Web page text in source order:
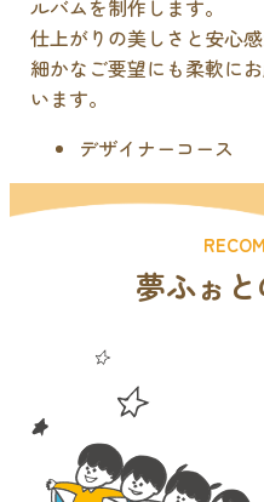
ルバムを制作します。
仕上がりの美しさと安心感
細かなご要望にも柔軟に
います。
デザイナーコース
夢ふぉ